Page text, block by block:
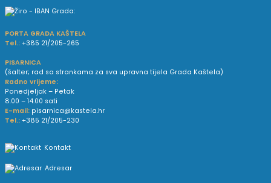
PORTA GRADA KAŠTELA
Tel.: +385 21/205-265
PISARNICA
(šalter; rad sa strankama za sva upravna tijela Grada Kaštela)
Radno vrijeme:
Ponedjeljak – Petak
8.00 – 14.00 sati
E-mail: pisarnica@kastela.hr
Tel.: +385 21/205-230
Kontakt
Adresar